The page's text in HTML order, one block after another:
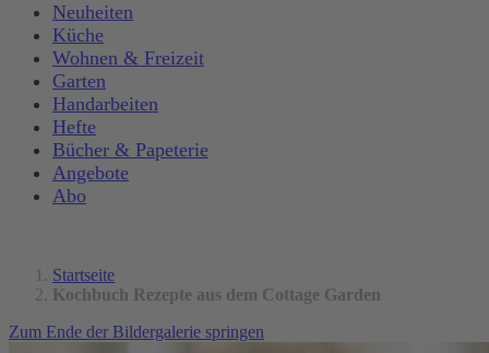
Neuheiten
Küche
Wohnen & Freizeit
Garten
Handarbeiten
Hefte
Bücher & Papeterie
Angebote
Abo
Startseite
Kochbuch Rezepte aus dem Cottage Garden
Zum Ende der Bildergalerie springen